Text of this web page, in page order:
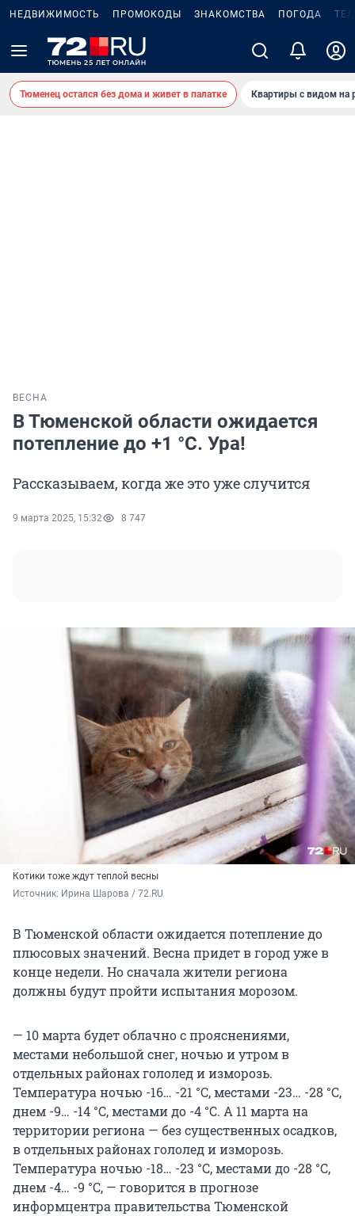
НЕДВИЖИМОСТЬ ПРОМОКОДЫ ЗНАКОМСТВА ПОГОДА
Тюменец остался без дома и живет в палатке Квартиры с видом на
ВЕСНА
В Тюменской области ожидается
потепление до +1 °С. Ура!
Рассказываем, когда же это уже случится
9 марта 2025, 15:32 8 747
Котики тоже ждут теплой весны
Источник: Ирина Шарова / 72.RU
В Тюменской области ожидается потепление до
плюсовых значений. Весна придет в город уже в
конце недели. Но сначала жители региона
должны будут пройти испытания морозом.
— 10 марта будет облачно с прояснениями,
местами небольшой снег, ночью и утром в
отдельных районах гололед и изморозь.
Температура ночью -16… -21 °С, местами -23… -28 °С,
днем -9… -14 °С, местами до -4 °С. А 11 марта на
территории региона — без существенных осадков,
в отдельных районах гололед и изморозь.
Температура ночью -18… -23 °С, местами до -28 °С,
днем -4… -9 °С, — говорится в прогнозе
информцентра правительства Тюменской